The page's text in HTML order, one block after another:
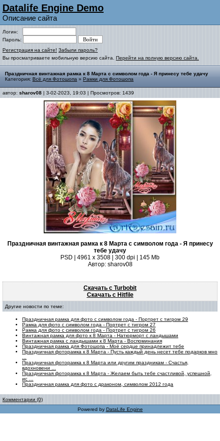
Datalife Engine Demo
Описание сайта
Логин:
Пароль:
Регистрация на сайте! Забыли пароль?
Вы просматриваете мобильную версию сайта. Перейти на полную версию сайта.
Праздничная винтажная рамка к 8 Марта с символом года - Я принесу тебе удачу
Категория: Всё для Фотошопа » Рамки для Фотошопа
автор: sharov08 | 3-02-2023, 19:03 | Просмотров: 1439
Праздничная винтажная рамка к 8 Марта с символом года - Я принесу
тебе удачу
PSD | 4961 х 3508 | 300 dpi | 145 Mb
Автор: sharov08
Скачать с Turbobit
Скачать с Hitfile
Другие новости по теме:
Праздничная рамка для фото с символом года - Портрет с тигром 29
Рамка для фото с символом года - Портрет с тигром 27
Рамка для фото с символом года - Портрет с тигром 26
Винтажная рамка для фото к 8 Марта - Натюрморт с ландышами
Винтажная рамка с ландышами к 8 Марта - Воспоминания
Праздничная рамка для Фотошопа - Моё сердце принадлежит тебе
Праздничная фоторамка к 8 Марта - Пусть каждый день несет тебе подарков мно
Праздничная фоторамка к 8 Марта или другим праздникам - Счастья,
вдохновени ...
Праздничная фоторамка к 8 Марта - Желаем быть тебе счастливой, успешной,
ис ...
Праздничная рамка для фото с драконом, символом 2012 года
Комментарии (0)
Powered by DataLife Engine